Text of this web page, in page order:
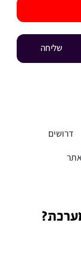
שליחה
דרושים